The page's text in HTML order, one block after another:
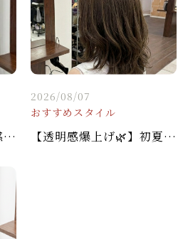
【脱・赤み】夏の透明感爆上げ！マットブラウン×ミディアムレイヤーで叶える大人の「垢抜け」ヘア
2026/08/07
おすすめスタイル
【透明感爆上げ🌿】初夏の「垢抜けミディアム」で褒められヘアに大変身✨